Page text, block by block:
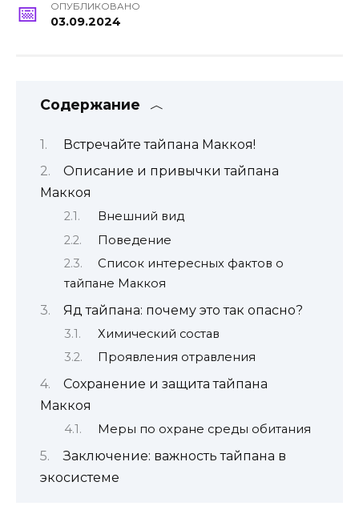
ОПУБЛИКОВАНО
03.09.2024
Содержание
Встречайте тайпана Маккоя!
Описание и привычки тайпана
Маккоя
Внешний вид
Поведение
Список интересных фактов о
тайпане Маккоя
Яд тайпана: почему это так опасно?
Химический состав
Проявления отравления
Сохранение и защита тайпана
Маккоя
Меры по охране среды обитания
Заключение: важность тайпана в
экосистеме